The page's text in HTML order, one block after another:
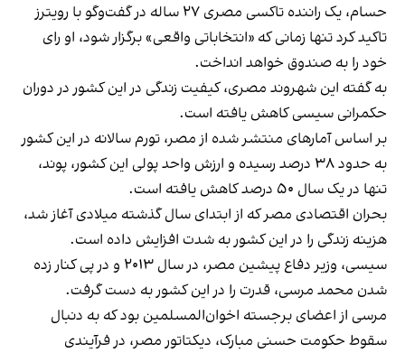
حسام، یک راننده تاکسی مصری ۲۷ ساله در گفت‌وگو با رویترز
تاکید کرد تنها زمانی که «انتخاباتی واقعی» برگزار شود، او رای
خود را به صندوق خواهد انداخت.
به گفته این شهروند مصری، کیفیت زندگی در این کشور در دوران
حکمرانی سیسی کاهش یافته است.
بر اساس آمارهای منتشر شده از مصر، تورم سالانه در این کشور
به حدود ۳۸ درصد رسیده و ارزش واحد پولی این کشور، پوند،
تنها در یک سال ۵۰ درصد کاهش یافته است.
بحران اقتصادی مصر که از ابتدای سال گذشته میلادی آغاز شد،
هزینه زندگی را در این کشور به شدت افزایش داده است.
سیسی، وزیر دفاع پیشین مصر، در سال ۲۰۱۳ و در پی کنار زده
شدن محمد مرسی، قدرت را در این کشور به دست گرفت.
مرسی از اعضای برجسته اخوان‌المسلمین بود که به دنبال
سقوط حکومت حسنی مبارک، دیکتاتور مصر، در فرآیندی